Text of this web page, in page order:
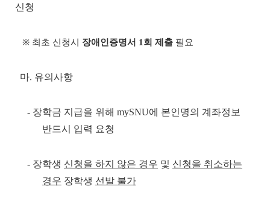
신청
※ 최초 신청시 장애인증명서 1회 제출 필요
마. 유의사항
- 장학금 지급을 위해 mySNU에 본인명의 계좌정보
반드시 입력 요청
- 장학생 신청을 하지 않은 경우 및 신청을 취소하는
경우 장학생 선발 불가